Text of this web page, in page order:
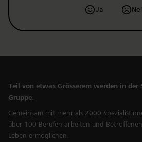
Ja
Teil von etwas Grösserem werden in der
Gruppe.
Gemeinsam mit mehr als 2000
über 100 Berufen arbeiten und
Leben ermöglichen.